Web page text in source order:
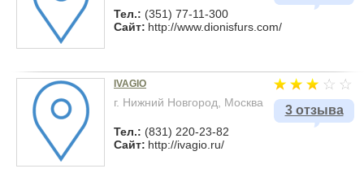
Тел.: (351) 77-11-300
Сайт: http://www.dionisfurs.com/
3 отзыва
IVAGIO
г. Нижний Новгород, Москва
Тел.: (831) 220-23-82
Сайт: http://ivagio.ru/